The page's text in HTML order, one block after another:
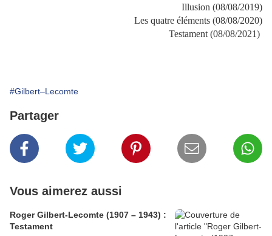
Illusion (08/08/2019)
Les quatre éléments (08/08/2020)
Testament (08/08/2021)
#Gilbert–Lecomte
Partager
Vous aimerez aussi
Roger Gilbert-Lecomte (1907 – 1943) :
Testament